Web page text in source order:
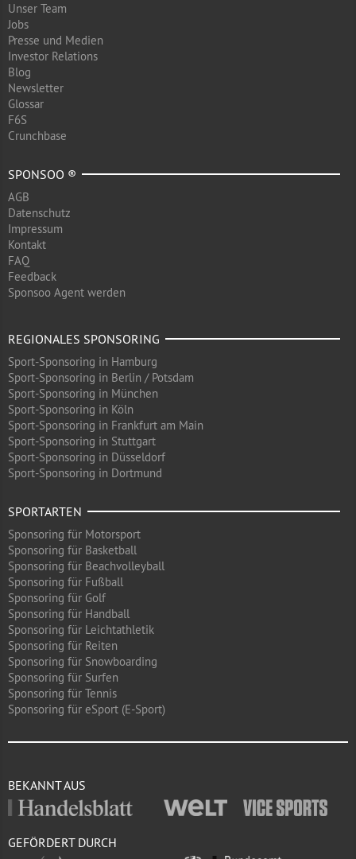
Unser Team
Jobs
Presse und Medien
Investor Relations
Blog
Newsletter
Glossar
F6S
Crunchbase
SPONSOO ®
AGB
Datenschutz
Impressum
Kontakt
FAQ
Feedback
Sponsoo Agent werden
REGIONALES SPONSORING
Sport-Sponsoring in Hamburg
Sport-Sponsoring in Berlin / Potsdam
Sport-Sponsoring in München
Sport-Sponsoring in Köln
Sport-Sponsoring in Frankfurt am Main
Sport-Sponsoring in Stuttgart
Sport-Sponsoring in Düsseldorf
Sport-Sponsoring in Dortmund
SPORTARTEN
Sponsoring für Motorsport
Sponsoring für Basketball
Sponsoring für Beachvolleyball
Sponsoring für Fußball
Sponsoring für Golf
Sponsoring für Handball
Sponsoring für Leichtathletik
Sponsoring für Reiten
Sponsoring für Snowboarding
Sponsoring für Surfen
Sponsoring für Tennis
Sponsoring für eSport (E-Sport)
BEKANNT AUS
GEFÖRDERT DURCH